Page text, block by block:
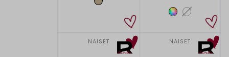
NAISET NAISET